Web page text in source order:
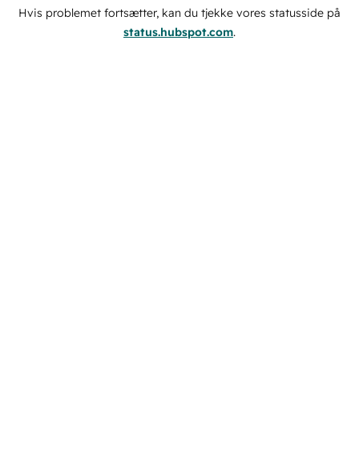
Hvis problemet fortsætter, kan du tjekke vores statusside på
status.hubspot.com.